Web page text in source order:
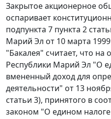
Закрытое акционерное
оспаривает
подпункта 7 пункта 2
Марий Эл от 10 марта
"Бакалея" считает, что на
Республики Марий Эл "О
вмененный доход для
деятельности" от 13
статьи 3), принятого в
законом "О едином